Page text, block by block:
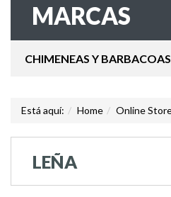
MARCAS
CHIMENEAS Y
Está aquí: Home Online
LEÑA